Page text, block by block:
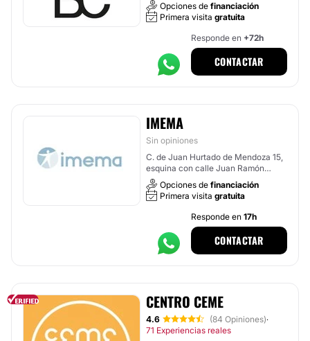
Opciones de financiación
Primera visita gratuita
Responde en +72h
CONTACTAR
IMEMA
Sin opiniones
C. de Juan Hurtado de Mendoza 15,
esquina con calle Juan Ramón
Jiménez, Madrid
Opciones de financiación
Primera visita gratuita
Responde en 17h
CONTACTAR
CENTRO CEME
4.6 (84 Opiniones)·
71 Experiencias reales